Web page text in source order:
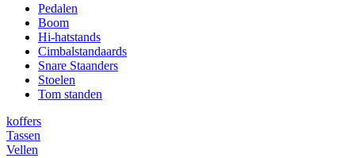
Pedalen
Boom
Hi-hatstands
Cimbalstandaards
Snare Staanders
Stoelen
Tom standen
koffers
Tassen
Vellen